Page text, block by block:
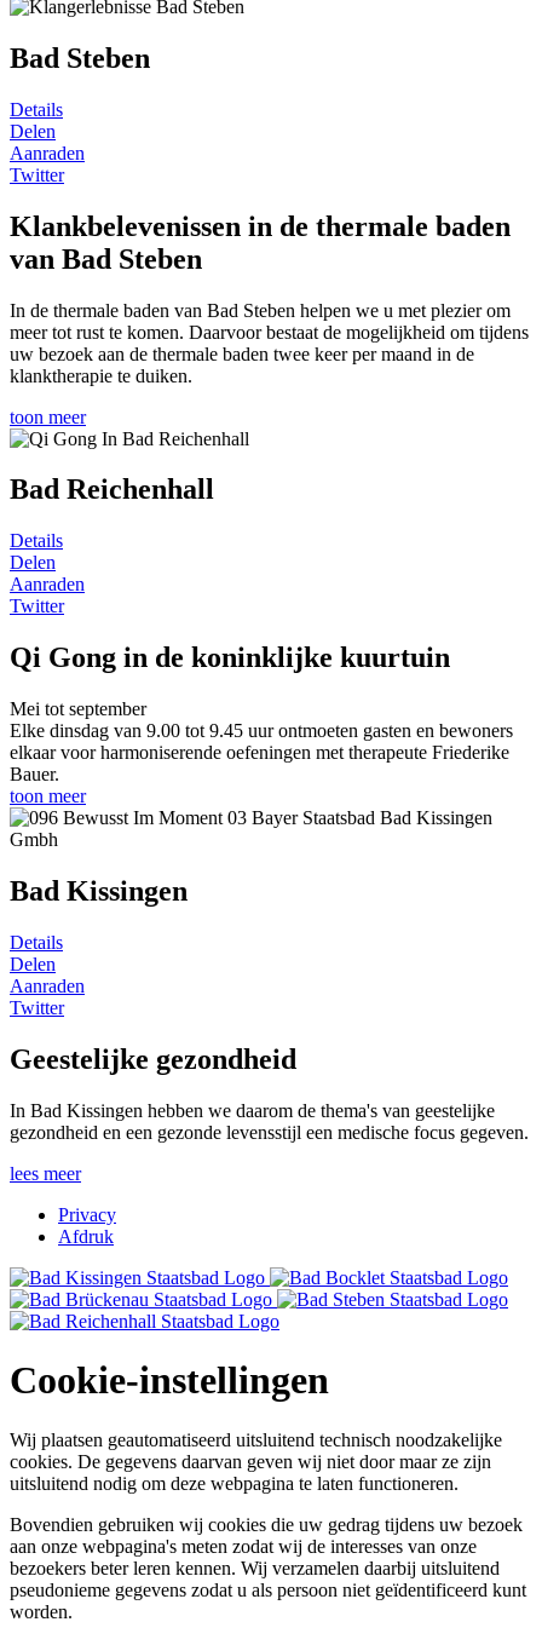
Bad Steben
Details
Delen
Aanraden
Twitter
Klankbelevenissen in de thermale baden
van Bad Steben
In de thermale baden van Bad Steben helpen we u met plezier om
meer tot rust te komen. Daarvoor bestaat de mogelijkheid om tijdens
uw bezoek aan de thermale baden twee keer per maand in de
klanktherapie te duiken.
toon meer
Bad Reichenhall
Details
Delen
Aanraden
Twitter
Qi Gong in de koninklijke kuurtuin
Mei tot september
Elke dinsdag van 9.00 tot 9.45 uur ontmoeten gasten en bewoners
elkaar voor harmoniserende oefeningen met therapeute Friederike
Bauer.
toon meer
Bad Kissingen
Details
Delen
Aanraden
Twitter
Geestelijke gezondheid
In Bad Kissingen hebben we daarom de thema's van geestelijke
gezondheid en een gezonde levensstijl een medische focus gegeven.
lees meer
Privacy
Afdruk
Cookie-instellingen
Wij plaatsen geautomatiseerd uitsluitend technisch noodzakelijke
cookies. De gegevens daarvan geven wij niet door maar ze zijn
uitsluitend nodig om deze webpagina te laten functioneren.
Bovendien gebruiken wij cookies die uw gedrag tijdens uw bezoek
aan onze webpagina's meten zodat wij de interesses van onze
bezoekers beter leren kennen. Wij verzamelen daarbij uitsluitend
pseudonieme gegevens zodat u als persoon niet geïdentificeerd kunt
worden.